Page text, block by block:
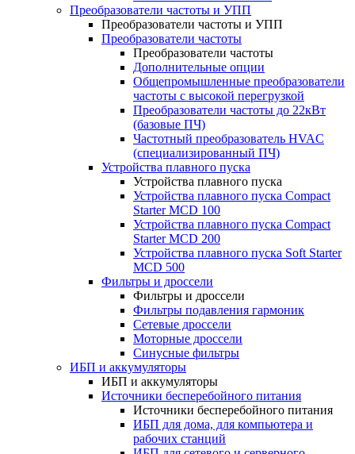
Преобразователи частоты и УПП
Преобразователи частоты и УПП
Преобразователи частоты
Преобразователи частоты
Дополнительные опции
Общепромышленные преобразователи
частоты с высокой перегрузкой
Преобразователи частоты до 22кВт
(базовые ПЧ)
Частотный преобразователь HVAC
(специализированный ПЧ)
Устройства плавного пуска
Устройства плавного пуска
Устройства плавного пуска Compact
Starter MCD 100
Устройства плавного пуска Compact
Starter MCD 200
Устройства плавного пуска Soft Starter
MCD 500
Фильтры и дроссели
Фильтры и дроссели
Фильтры подавления гармоник
Сетевые дроссели
Моторные дроссели
Синусные фильтры
ИБП и аккумуляторы
ИБП и аккумуляторы
Источники бесперебойного питания
Источники бесперебойного питания
ИБП для дома, для компьютера и
рабочих станций